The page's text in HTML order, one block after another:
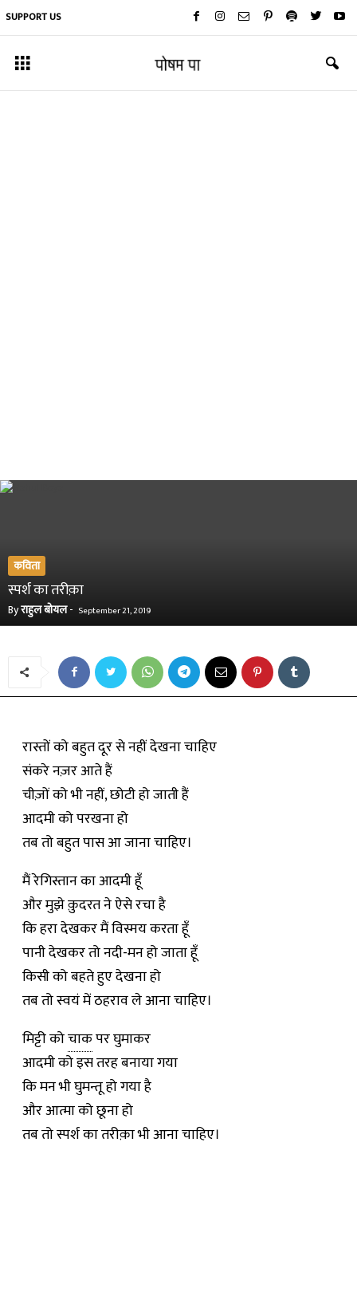
SUPPORT US
कविता
स्पर्श का तरीक़ा
Byराहुल बोयल- September 21, 2019
रास्तों को बहुत दूर से नहीं देखना चाहिए
संकरे नज़र आते हैं
चीज़ों को भी नहीं, छोटी हो जाती हैं
आदमी को परखना हो
तब तो बहुत पास आ जाना चाहिए।
मैं रेगिस्तान का आदमी हूँ
और मुझे क़ुदरत ने ऐसे रचा है
कि हरा देखकर मैं विस्मय करता हूँ
पानी देखकर तो नदी-मन हो जाता हूँ
किसी को बहते हुए देखना हो
तब तो स्वयं में ठहराव ले आना चाहिए।
मिट्टी कोचाकपर घुमाकर
आदमी को इस तरह बनाया गया
कि मन भी घुमन्तू हो गया है
और आत्मा को छूना हो
तब तो स्पर्श का तरीक़ा भी आना चाहिए।